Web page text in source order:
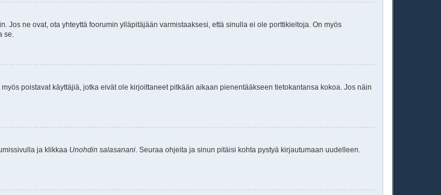
ne ovat, ota yhteyttä foorumin ylläpitäjään varmistaaksesi, että sinulla ei ole porttikieltoja. On myös
se.
poistavat käyttäjiä, jotka eivät ole kirjoittaneet pitkään aikaan pienentääkseen tietokantansa kokoa. Jos näin
ja klikkaa Unohdin salasanani. Seuraa ohjeita ja sinun pitäisi kohta pystyä kirjautumaan uudelleen.